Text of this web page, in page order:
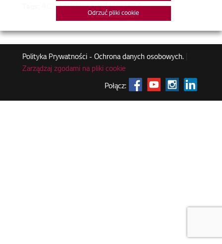
AC18SQ.NSK / S3NM18KLSZA
Polityka Prywatności - Ochrona danych osobowych.|
Zarządzaj zgodami na pliki cookie
Połącz:
Odrzuć pliki cookie